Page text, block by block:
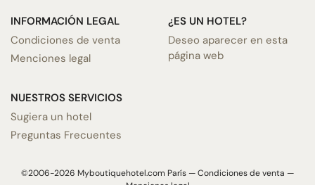
INFORMACIÓN LEGAL
Condiciones de venta
Menciones legal
NUESTROS SERVICIOS
Sugiera un hotel
Preguntas Frecuentes
¿ES UN HOTEL?
Deseo aparecer en esta
página web
©2006-2026 Myboutiquehotel.com París —Condiciones de venta —